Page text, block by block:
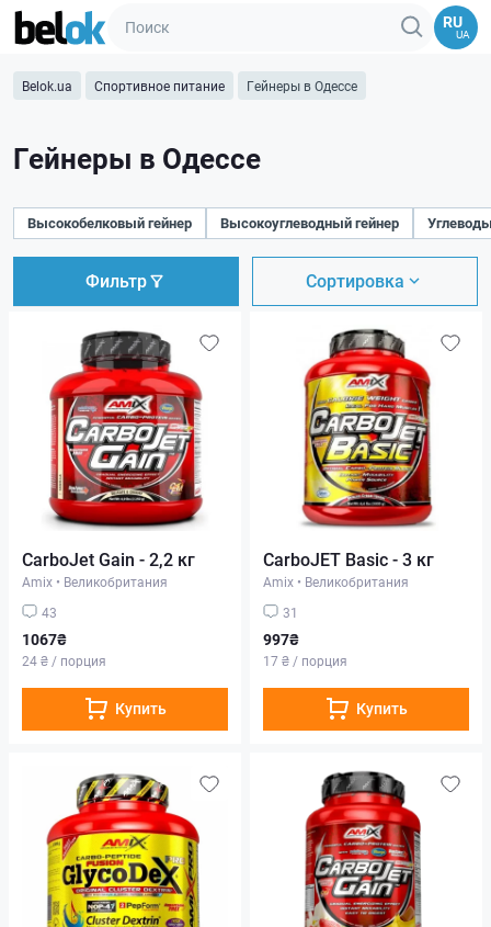
RU
UA
Belok.ua Спортивное питание Гейнеры в Одессе
Гейнеры в Одессе
Высокобелковый гейнер Высокоуглеводный гейнер
Фильтр Сортировка
CarboJet Gain - 2,2 кг
Amix • Великобритания
43
1067₴
24 ₴ / порция
Купить
CarboJET Basic - 3 кг
Amix • Великобритания
31
997₴
17 ₴ / порция
Купить